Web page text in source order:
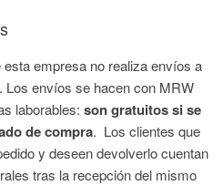
empresa no realiza envíos a
Los envíos se hacen con MRW
laborables: son gratuitos si se
de compra. Los clientes que
y deseen devolverlo cuentan
tras la recepción del mismo